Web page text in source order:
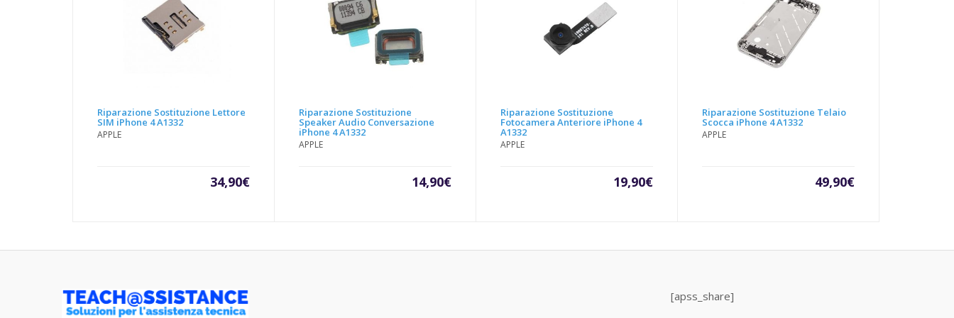
Riparazione Sostituzione Lettore
SIM iPhone 4 A1332
APPLE
34,90€
Riparazione Sostituzione
Speaker Audio Conversazione
iPhone 4 A1332
APPLE
14,90€
Riparazione Sostituzione
Fotocamera Anteriore iPhone 4
A1332
APPLE
19,90€
Riparazione Sostituzione Telaio
Scocca iPhone 4 A1332
APPLE
49,90€
[apss_share]